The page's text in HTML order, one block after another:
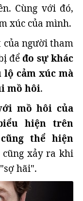
Cùng với đó,
xúc của mình.
của người tham
đểđo sự khác
cảm xúc mà
mồ hôi.
mồ hôi của
hiện trên
thể hiện
xảy ra khi
hãi".